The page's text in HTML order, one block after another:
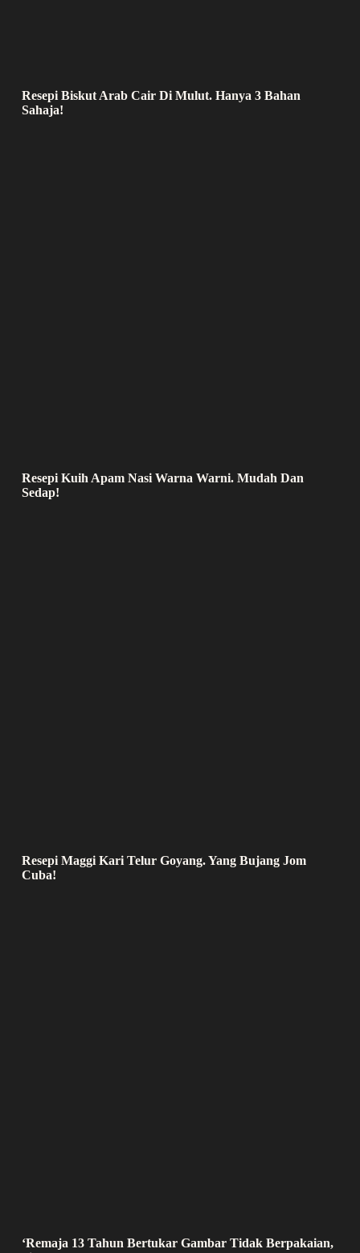
Resepi Biskut Arab Cair Di Mulut. Hanya 3 Bahan
Sahaja!
Resepi Kuih Apam Nasi Warna Warni. Mudah Dan
Sedap!
Resepi Maggi Kari Telur Goyang. Yang Bujang Jom
Cuba!
‘Remaja 13 Tahun Bertukar Gambar Tidak Berpakaian,